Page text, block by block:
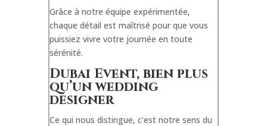
Grâce à notre équipe expérimentée,
chaque détail est maîtrisé pour que vous
puissiez vivre votre journée en toute
sérénité.
Dubai Event, bien plus
qu’un wedding
designer
Ce qui nous distingue, c’est notre sens du